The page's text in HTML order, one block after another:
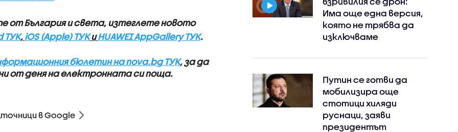
от България и света, изтеглете новото
ТУК, iOS (Apple) ТУКиHUAWEI AppGallery ТУК.
бюлетин на nova.bg ТУК, за да
от деня на електронната си поща.
в Google
Има още една версия,
която не трябва да
изключваме
Путин се готви да
мобилизира още
стотици хиляди
руснаци, заяви
президентът